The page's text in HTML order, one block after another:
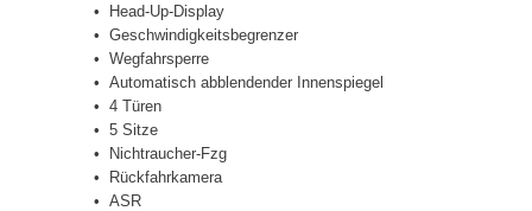
Head-Up-Display
Geschwindigkeitsbegrenzer
Wegfahrsperre
Automatisch abblendender Innenspiegel
4 Türen
5 Sitze
Nichtraucher-Fzg
Rückfahrkamera
ASR